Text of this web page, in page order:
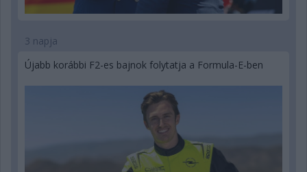
3 napja
Újabb korábbi F2-es bajnok folytatja a Formula-E-ben